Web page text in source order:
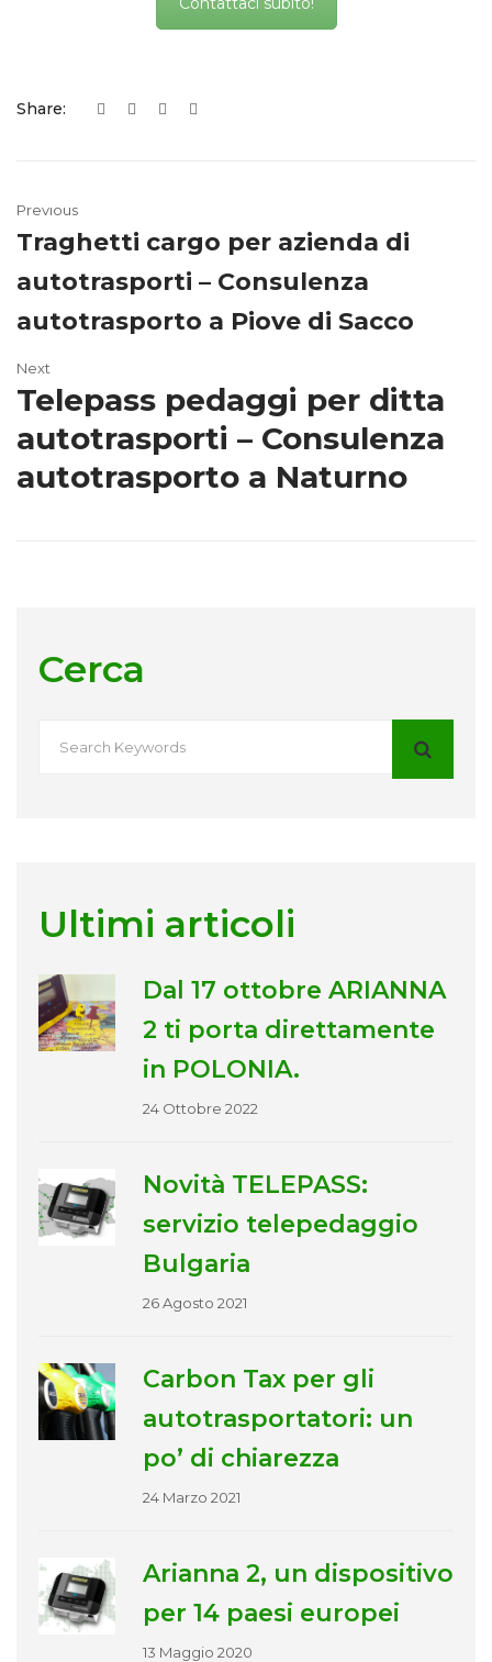
Share:
Previous
Traghetti cargo per azienda di
autotrasporti – Consulenza
autotrasporto a Piove di Sacco
Next
Telepass pedaggi per ditta
autotrasporti – Consulenza
autotrasporto a Naturno
Cerca
Ultimi articoli
Dal 17 ottobre ARIANNA
2 ti porta direttamente
in POLONIA.
24 Ottobre 2022
Novità TELEPASS:
servizio telepedaggio
Bulgaria
26 Agosto 2021
Carbon Tax per gli
autotrasportatori: un
po’ di chiarezza
24 Marzo 2021
Arianna 2, un dispositivo
per 14 paesi europei
13 Maggio 2020